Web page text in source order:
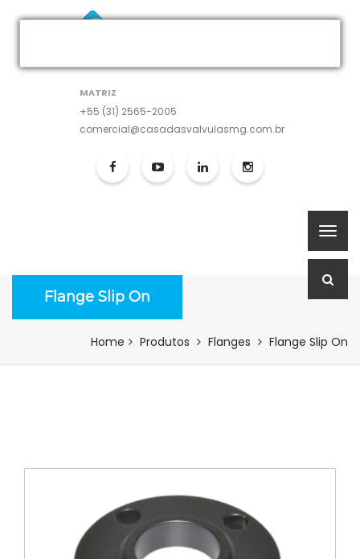
MATRIZ
+55 (31) 2565-2005
comercial@casadasvalvulasmg.com.br
Flange Slip On
Home Produtos Flanges Flange Slip On